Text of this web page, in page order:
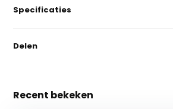
Specificaties
Delen
Recent bekeken